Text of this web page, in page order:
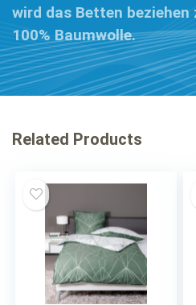
wird das Betten beziehen
100% Baumwolle.
Related Products